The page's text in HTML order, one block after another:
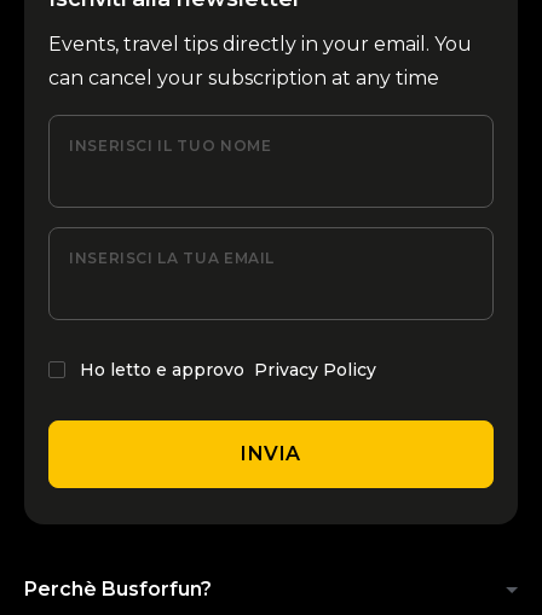
Events, travel tips directly in your email. You
can cancel your subscription at any time
INSERISCI IL TUO NOME
INSERISCI LA TUA EMAIL
Ho letto e approvo Privacy Policy
INVIA
Perchè Busforfun?